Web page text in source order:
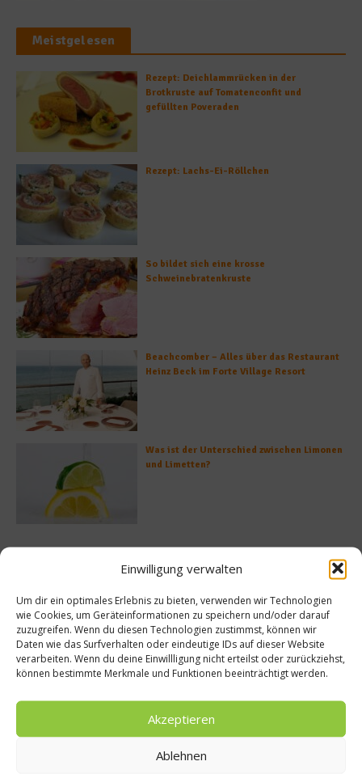
Einwilligung verwalten
Um dir ein optimales Erlebnis zu bieten, verwenden wir Technologien
wie Cookies, um Geräteinformationen zu speichern und/oder darauf
zuzugreifen. Wenn du diesen Technologien zustimmst, können wir
Daten wie das Surfverhalten oder eindeutige IDs auf dieser Website
verarbeiten. Wenn du deine Einwillligung nicht erteilst oder zurückziehst,
können bestimmte Merkmale und Funktionen beeinträchtigt werden.
Akzeptieren
Ablehnen
Meistgelesen
Rezept: Deichlammrücken in der
Brotkruste auf Tomatenconfit und
gefüllten Poveraden
Rezept: Lachs-Ei-Röllchen
So bildet sich eine krosse
Schweinebratenkruste
Beachcomber – Alles über das Restaurant
Heinz Beck im Forte Village Resort
Was ist der Unterschied zwischen Limonen
und Limetten?
News
Am
VeggieExpo